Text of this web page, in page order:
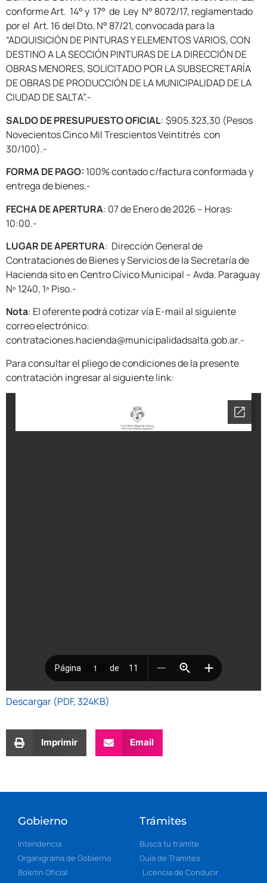
conforme Art. 14° y 17° de Ley N° 8072/17, reglamentado
por el Art. 16 del Dto. N° 87/21, convocada para la
“ADQUISICIÓN DE PINTURAS Y ELEMENTOS VARIOS, CON
DESTINO A LA SECCIÓN PINTURAS DE LA DIRECCIÓN DE
OBRAS MENORES, SOLICITADO POR LA SUBSECRETARÍA
DE OBRAS DE PRODUCCIÓN DE LA MUNICIPALIDAD DE LA
CIUDAD DE SALTA”.-
SALDO DE PRESUPUESTO OFICIAL: $905.323,30 (Pesos
Novecientos Cinco Mil Trescientos Veintitrés con
30/100).-
FORMA DE PAGO: 100% contado c/factura conformada y
entrega de bienes.-
FECHA DE APERTURA: 07 de Enero de 2026 – Horas:
10:00.-
LUGAR DE APERTURA: Dirección General de
Contrataciones de Bienes y Servicios de la Secretaría de
Hacienda sito en Centro Cívico Municipal – Avda. Paraguay
Nº 1240, 1º Piso.-
Nota: El oferente podrá cotizar vía E-mail al siguiente
correo electrónico:
contrataciones.hacienda@municipalidadsalta.gob.ar.-
Para consultar el pliego de condiciones de la presente
contratación ingresar al siguiente link:
Descargar (PDF, 324KB)
Imprimir Email
Gobierno
Intendencia
Organigrama de Gobierno
Boletín Oficial
Trámites
Buscá tu trámite
Guía de Trámites
Licencia de Conducir